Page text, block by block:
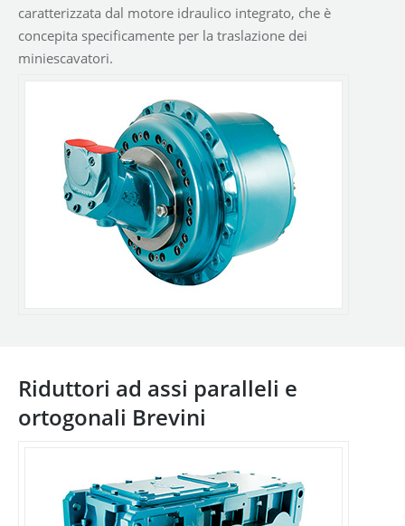
caratterizzata dal motore idraulico integrato, che è
concepita specificamente per la traslazione dei
miniescavatori.
Riduttori ad assi paralleli e
ortogonali Brevini